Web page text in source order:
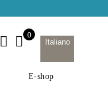
Italiano
E-shop